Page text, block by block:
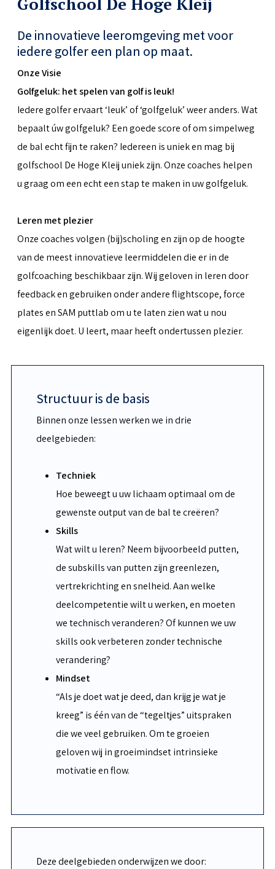
De innovatieve leeromgeving met voor
iedere golfer een plan op maat.
Onze Visie
Golfgeluk: het spelen van golf is leuk!
Iedere golfer ervaart ‘leuk’ of ‘golfgeluk’ weer anders. Wat
bepaalt úw golfgeluk? Een goede score of om simpelweg
de bal echt fijn te raken? Iedereen is uniek en mag bij
golfschool De Hoge Kleij uniek zijn. Onze coaches helpen
u graag om een echt een stap te maken in uw golfgeluk.
Leren met plezier
Onze coaches volgen (bij)scholing en zijn op de hoogte
van de meest innovatieve leermiddelen die er in de
golfcoaching beschikbaar zijn. Wij geloven in leren door
feedback en gebruiken onder andere flightscope, force
plates en SAM puttlab om u te laten zien wat u nou
eigenlijk doet. U leert, maar heeft ondertussen plezier.
Structuur is de basis
Binnen onze lessen werken we in drie
deelgebieden:
Techniek
Hoe beweegt u uw lichaam optimaal om de
gewenste output van de bal te creëren?
Skills
Wat wilt u leren? Neem bijvoorbeeld putten,
de subskills van putten zijn greenlezen,
vertrekrichting en snelheid. Aan welke
deelcompetentie wilt u werken, en moeten
we technisch veranderen? Of kunnen we uw
skills ook verbeteren zonder technische
verandering?
Mindset
“Als je doet wat je deed, dan krijg je wat je
kreeg” is één van de “tegeltjes” uitspraken
die we veel gebruiken. Om te groeien
geloven wij in groeimindset intrinsieke
motivatie en flow.
Deze deelgebieden onderwijzen we door: